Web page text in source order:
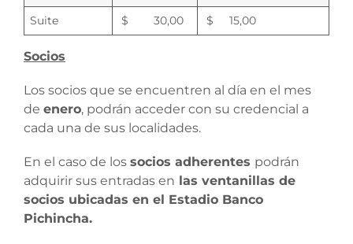
Suite
$ 30,00 $ 15,00
Socios
Los socios que se encuentren al día en el mes
de enero, podrán acceder con su credencial a
cada una de sus localidades.
En el caso de los socios adherentes podrán
adquirir sus entradas en las ventanillas de
socios ubicadas en el Estadio Banco
Pichincha.